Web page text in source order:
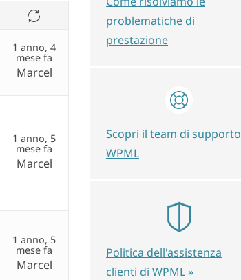
1 anno, 4
mese fa
Marcel
1 anno, 5
mese fa
Marcel
1 anno, 5
mese fa
Marcel
problematiche di
prestazione
Scopri il team di supporto
WPML
Politica dell'assistenza
clienti di WPML »